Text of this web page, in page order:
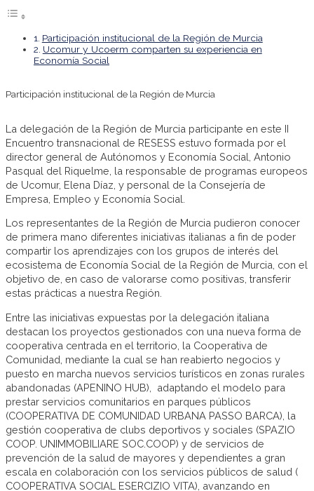
Participación institucional de la Región de Murcia
Ucomur y Ucoerm comparten su experiencia en
Economía Social
Participación institucional de la Región de Murcia
La delegación de la Región de Murcia participante en este II
Encuentro transnacional de RESESS estuvo formada por el
director general de Autónomos y Economía Social, Antonio
Pasqual del Riquelme, la responsable de programas europeos
de Ucomur, Elena Díaz, y personal de la Consejería de
Empresa, Empleo y Economía Social.
Los representantes de la Región de Murcia pudieron conocer
de primera mano diferentes iniciativas italianas a fin de poder
compartir los aprendizajes con los grupos de interés del
ecosistema de Economía Social de la Región de Murcia, con el
objetivo de, en caso de valorarse como positivas, transferir
estas prácticas a nuestra Región.
Entre las iniciativas expuestas por la delegación italiana
destacan los proyectos gestionados con una nueva forma de
cooperativa centrada en el territorio, la Cooperativa de
Comunidad, mediante la cual se han reabierto negocios y
puesto en marcha nuevos servicios turísticos en zonas rurales
abandonadas (APENINO HUB), adaptando el modelo para
prestar servicios comunitarios en parques públicos
(COOPERATIVA DE COMUNIDAD URBANA PASSO BARCA), la
gestión cooperativa de clubs deportivos y sociales (SPAZIO
COOP. UNIMMOBILIARE SOC.COOP) y de servicios de
prevención de la salud de mayores y dependientes a gran
escala en colaboración con los servicios públicos de salud (
COOPERATIVA SOCIAL ESERCIZIO VITA), avanzando en